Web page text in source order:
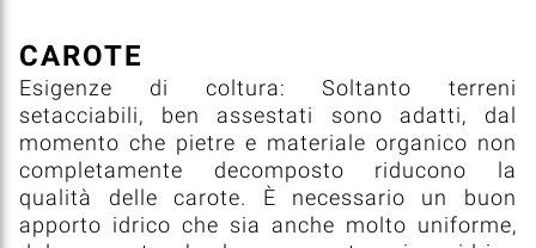
CAROTE
Esigenze di coltura: Soltanto terreni
setacciabili, ben assestati sono adatti, dal
momento che pietre e materiale organico non
completamente decomposto riducono la
qualità delle carote. È necessario un buon
apporto idrico che sia anche molto uniforme,